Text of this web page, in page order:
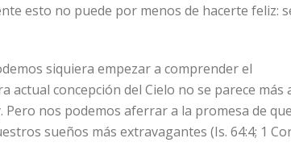
esto no puede por menos de hacerte feliz:
siquiera empezar a comprender el
concepción del Cielo no se parece más
Pero nos podemos aferrar a la promesa de que
sueños más extravagantes (Is. 64:4; 1